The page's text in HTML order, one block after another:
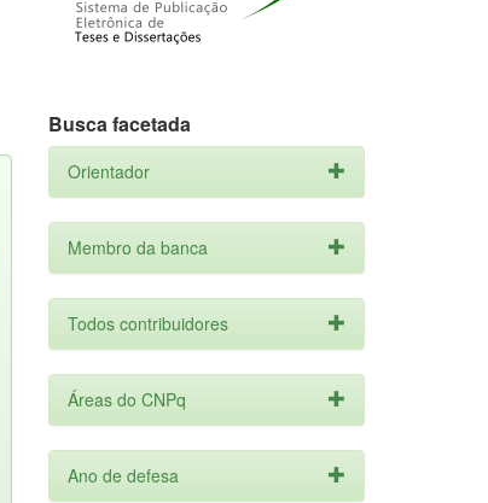
Busca facetada
Orientador
Membro da banca
Todos contribuidores
Áreas do CNPq
Ano de defesa